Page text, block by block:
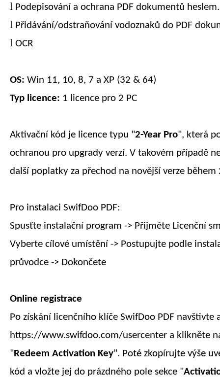
l Podepisování a ochrana PDF dokumentů heslem.
l Přidávání/odstraňování vodoznaků do PDF
l OCR
OS: Win 11, 10, 8, 7 a XP (32 & 64)
Typ licence: 1 licence pro 2 PC
Aktivační kód je licence typu "2-Year Pro", která
ochranou pro upgrady verzí. V takovém případě
další poplatky za přechod na novější verze během
Pro instalaci SwifDoo PDF:
Spusťte instalační program -> Přijměte Licenční
Vyberte cílové umístění -> Postupujte podle
průvodce -> Dokončete
Online registrace
Po získání licenčního klíče SwifDoo PDF navštivte
https://www.swifdoo.com/usercenter a klikněte
"Redeem Activation Key". Poté zkopírujte výše
kód a vložte jej do prázdného pole sekce "